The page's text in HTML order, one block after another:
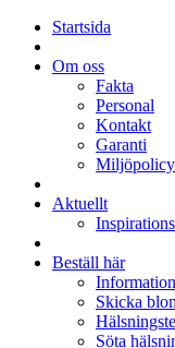
Startsida
Om oss
Fakta
Personal
Kontakt
Garanti
Miljöpolicy
Aktuellt
Beställ här
Information
Skicka
Söta